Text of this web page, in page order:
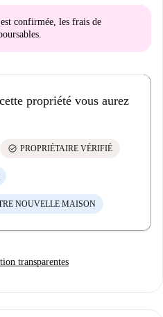
confirmée, les frais de
.
propriété vous aurez
check_circle PROPRIÉTAIRE VÉRIFIÉ
NOUVELLE MAISON
transparentes